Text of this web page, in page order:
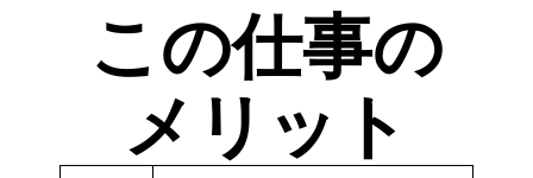
この仕事の
メリット